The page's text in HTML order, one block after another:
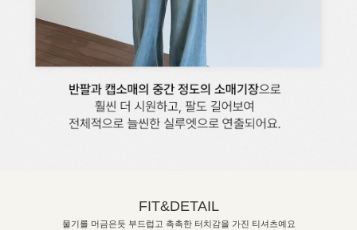
FIT&DETAIL
물기를 머금은듯 부드럽고 촉촉한 터치감을 가진 티셔츠예요